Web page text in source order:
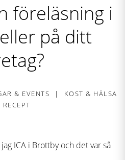
föreläsning i
på ditt
& EVENTS
KOST & HÄLSA
RECEPT
ICA i Brottby och det var så